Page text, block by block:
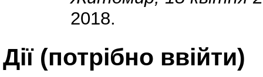
2018.
Дії ​​(потрібно ввійти)